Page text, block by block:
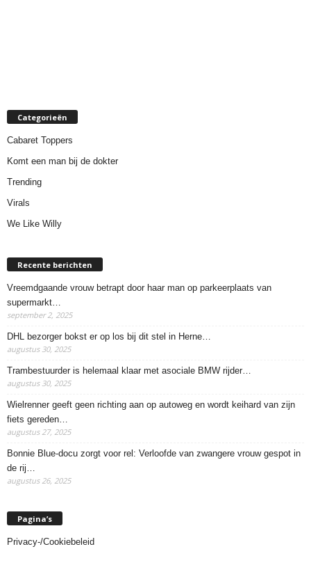
Categorieën
Cabaret Toppers
Komt een man bij de dokter
Trending
Virals
We Like Willy
Recente berichten
Vreemdgaande vrouw betrapt door haar man op parkeerplaats van
supermarkt…
september 2, 2025
DHL bezorger bokst er op los bij dit stel in Herne…
augustus 30, 2025
Trambestuurder is helemaal klaar met asociale BMW rijder…
augustus 30, 2025
Wielrenner geeft geen richting aan op autoweg en wordt keihard van zijn
fiets gereden…
augustus 27, 2025
Bonnie Blue-docu zorgt voor rel: Verloofde van zwangere vrouw gespot in
de rij…
augustus 26, 2025
Pagina’s
Privacy-/Cookiebeleid